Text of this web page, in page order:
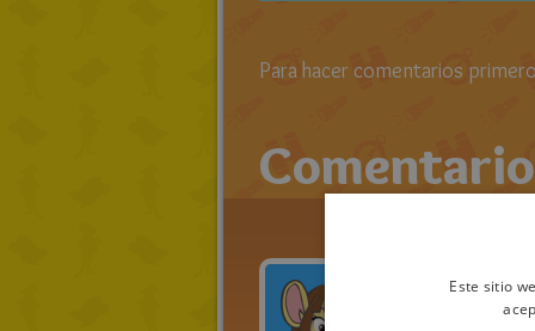
Para hacer comentarios
Este sitio